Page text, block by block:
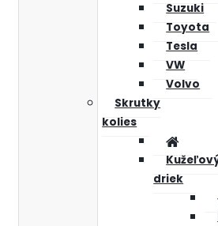
Suzuki
Toyota
Tesla
VW
Volvo
Skrutky
kolies
driek